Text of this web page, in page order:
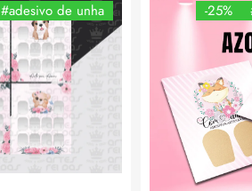
#adesivo de unha -25%